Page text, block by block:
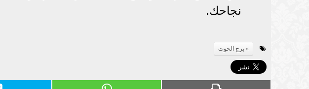
نجاحك.
برج الحوت